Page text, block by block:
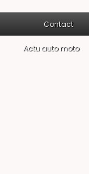
Contact
Actu auto moto